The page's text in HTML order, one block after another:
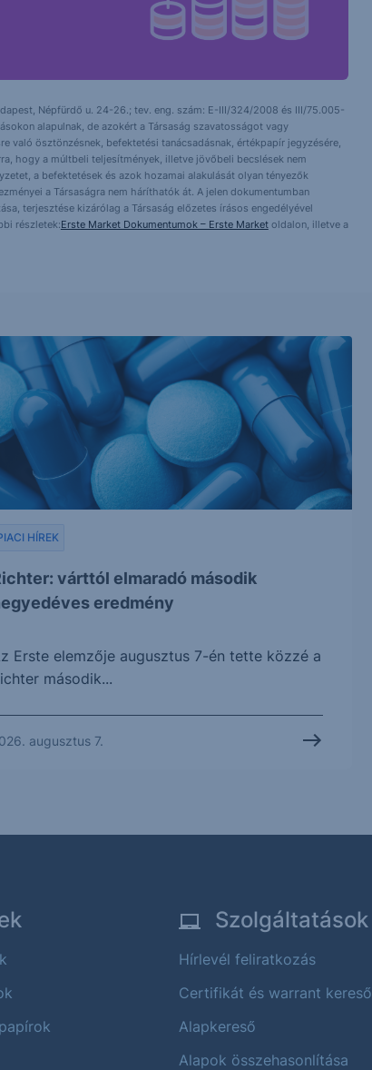
Népfürdő u. 24-26.; tev. eng. szám: E-III/324/2008 és III/75.005-
alapulnak, de azokért a Társaság szavatosságot vagy
ösztönzésnek, befektetési tanácsadásnak, értékpapír jegyzésére,
hogy a múltbeli teljesítmények, illetve jövőbeli becslések nem
a befektetések és azok hozamai alakulását olyan tényezők
a Társaságra nem háríthatók át. A jelen dokumentumban
terjesztése kizárólag a Társaság előzetes írásos engedélyével
részletek:Erste Market Dokumentumok – Erste Marketoldalon, illetve a
várttól elmaradó második
eredmény
HÍREK
Erste elemzője augusztus 7-én tette közzé a
második...
augusztus 7.
Szolgáltatások
Hírlevél feliratkozás
Certifikát és warrant kereső
Alapkereső
Alapok összehasonlítása